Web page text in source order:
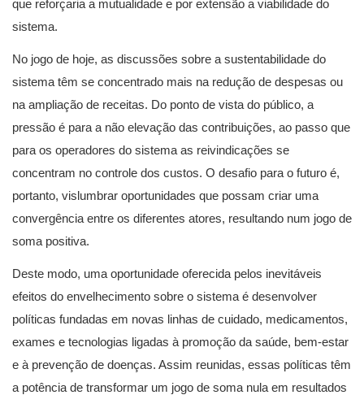
que reforçaria a mutualidade e por extensão a viabilidade do
sistema.
No jogo de hoje, as discussões sobre a sustentabilidade do
sistema têm se concentrado mais na redução de despesas ou
na ampliação de receitas. Do ponto de vista do público, a
pressão é para a não elevação das contribuições, ao passo que
para os operadores do sistema as reivindicações se
concentram no controle dos custos. O desafio para o futuro é,
portanto, vislumbrar oportunidades que possam criar uma
convergência entre os diferentes atores, resultando num jogo de
soma positiva.
Deste modo, uma oportunidade oferecida pelos inevitáveis
efeitos do envelhecimento sobre o sistema é desenvolver
políticas fundadas em novas linhas de cuidado, medicamentos,
exames e tecnologias ligadas à promoção da saúde, bem-estar
e à prevenção de doenças. Assim reunidas, essas políticas têm
a potência de transformar um jogo de soma nula em resultados